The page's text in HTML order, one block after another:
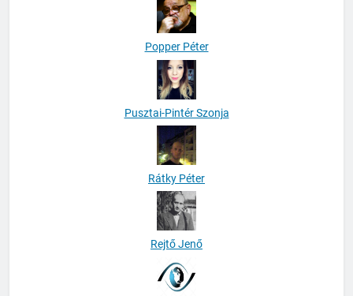
Popper Péter
Pusztai-Pintér Szonja
Rátky Péter
Rejtő Jenő